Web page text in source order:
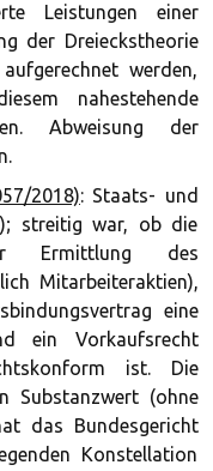
Leistungen einer
der Dreieckstheorie
werden,
nahestehende
Abweisung der
2018): Staats- und
streitig war, ob die
Ermittlung des
Mitarbeiteraktien),
eine
ein Vorkaufsrecht
ist. Die
Substanzwert (ohne
das Bundesgericht
Konstellation